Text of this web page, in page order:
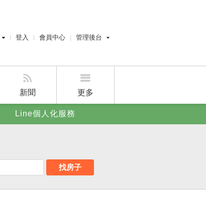
登入 會員中心 管理後台
屋主管理後台
新聞 更多
賣屋刊登
Line個人化服務
找房子